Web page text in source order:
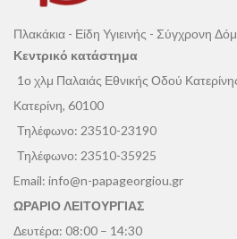
Πλακάκια - Είδη Υγιεινής - Σύγχρονη
Κεντρικό κατάστημα
1ο χλμ Παλαιάς Εθνικής Οδού
Κατερίνη, 60100
Τηλέφωνο: 23510-23190
Τηλέφωνο: 23510-35925
Email: info@n-papageorgiou.gr
ΩΡΑΡΙΟ ΛΕΙΤΟΥΡΓΙΑΣ
Δευτέρα: 08:00 – 14:30